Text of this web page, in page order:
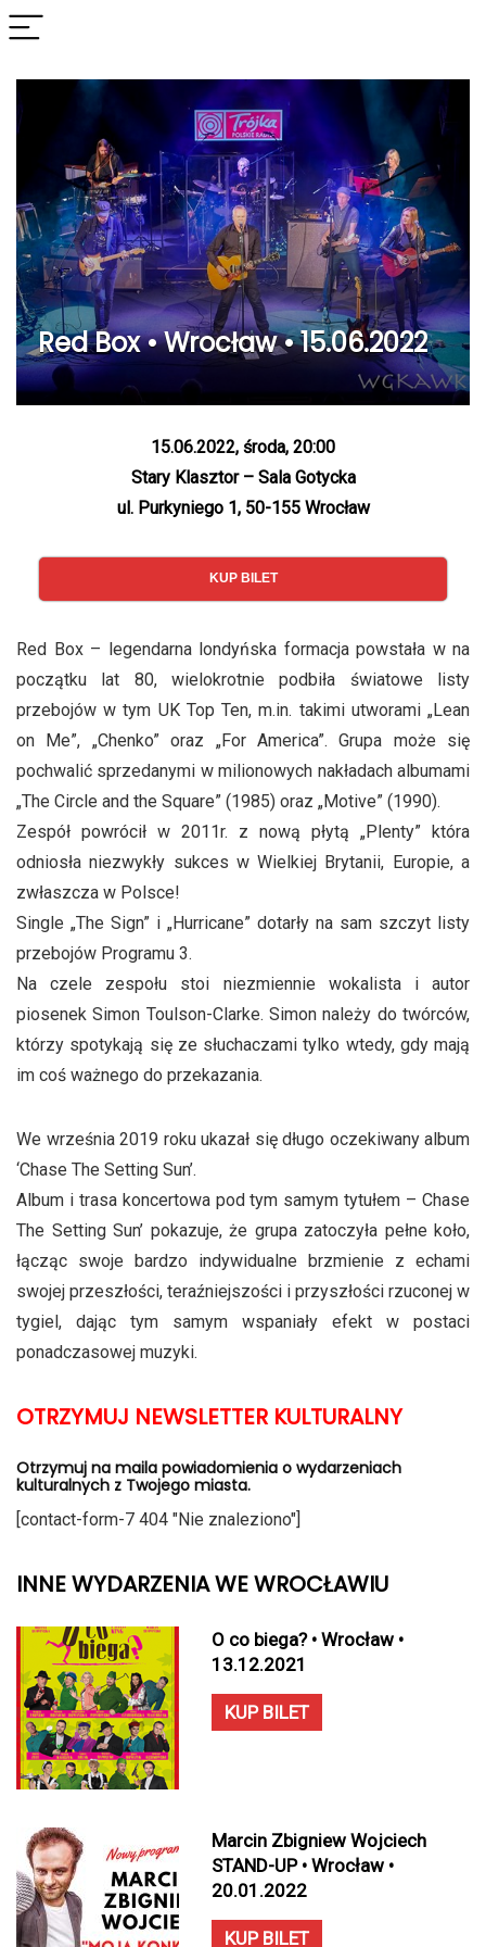
Red Box • Wrocław • 15.06.2022
15.06.2022, środa, 20:00
Stary Klasztor – Sala Gotycka
ul. Purkyniego 1, 50-155 Wrocław
KUP BILET
Red Box – legendarna londyńska formacja powstała w na
początku lat 80, wielokrotnie podbiła światowe listy
przebojów w tym UK Top Ten, m.in. takimi utworami „Lean
on Me”, „Chenko” oraz „For America”. Grupa może się
pochwalić sprzedanymi w milionowych nakładach albumami
„The Circle and the Square” (1985) oraz „Motive” (1990).
Zespół powrócił w 2011r. z nową płytą „Plenty” która
odniosła niezwykły sukces w Wielkiej Brytanii, Europie, a
zwłaszcza w Polsce!
Single „The Sign” i „Hurricane” dotarły na sam szczyt listy
przebojów Programu 3.
Na czele zespołu stoi niezmiennie wokalista i autor
piosenek Simon Toulson-Clarke. Simon należy do twórców,
którzy spotykają się ze słuchaczami tylko wtedy, gdy mają
im coś ważnego do przekazania.
We września 2019 roku ukazał się długo oczekiwany album
‘Chase The Setting Sun’.
Album i trasa koncertowa pod tym samym tytułem – Chase
The Setting Sun’ pokazuje, że grupa zatoczyła pełne koło,
łącząc swoje bardzo indywidualne brzmienie z echami
swojej przeszłości, teraźniejszości i przyszłości rzuconej w
tygiel, dając tym samym wspaniały efekt w postaci
ponadczasowej muzyki.
OTRZYMUJ NEWSLETTER KULTURALNY
Otrzymuj na maila powiadomienia o wydarzeniach
kulturalnych z Twojego miasta.
[contact-form-7 404 "Nie znaleziono"]
INNE WYDARZENIA WE WROCŁAWIU
O co biega? • Wrocław •
13.12.2021
KUP BILET
Marcin Zbigniew Wojciech
STAND-UP • Wrocław •
20.01.2022
KUP BILET